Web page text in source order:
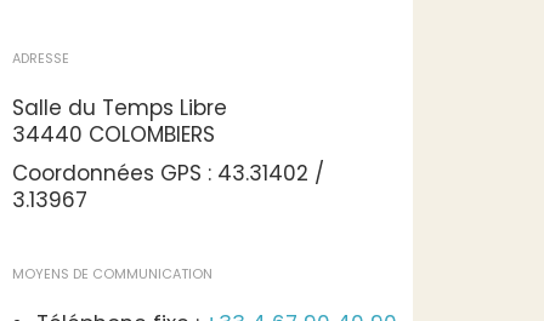
ADRESSE
Salle du Temps Libre
34440 COLOMBIERS
Coordonnées GPS : 43.31402 /
3.13967
MOYENS DE COMMUNICATION